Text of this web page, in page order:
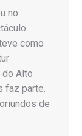
no
como
do Alto
faz parte.
de